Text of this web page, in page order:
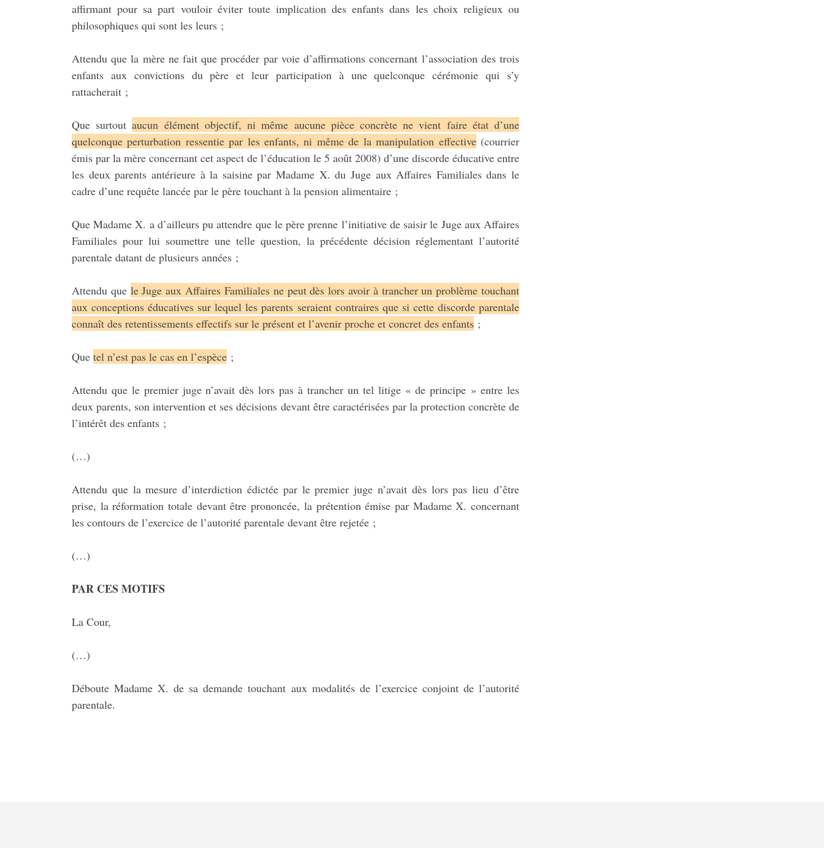
affirmant pour sa part vouloir éviter toute implication des enfants dans les choix religieux ou
philosophiques qui sont les leurs ;
Attendu que la mère ne fait que procéder par voie d’affirmations concernant l’association des trois
enfants aux convictions du père et leur participation à une quelconque cérémonie qui s’y
rattacherait ;
Que surtoutaucun élément objectif, ni même aucune pièce concrète ne vient faire état d’une
quelconque perturbation ressentie par les enfants, ni même de la manipulation effective(courrier
émis par la mère concernant cet aspect de l’éducation le 5 août 2008) d’une discorde éducative entre
les deux parents antérieure à la saisine par Madame X. du Juge aux Affaires Familiales dans le
cadre d’une requête lancée par le père touchant à la pension alimentaire ;
Que Madame X. a d’ailleurs pu attendre que le père prenne l’initiative de saisir le Juge aux Affaires
Familiales pour lui soumettre une telle question, la précédente décision réglementant l’autorité
parentale datant de plusieurs années ;
Attendu que le Juge aux Affaires Familiales ne peut dès lors avoir à trancher un problème touchant
aux conceptions éducatives sur lequel les parents seraient contraires que si cette discorde parentale
connaît des retentissements effectifs sur le présent et l’avenir proche et concret des enfants ;
Que tel n’est pas le cas en l’espèce ;
Attendu que le premier juge n’avait dès lors pas à trancher un tel litige « de principe » entre les
deux parents, son intervention et ses décisions devant être caractérisées par la protection concrète de
l’intérêt des enfants ;
(…)
Attendu que la mesure d’interdiction édictée par le premier juge n’avait dès lors pas lieu d’être
prise, la réformation totale devant être prononcée, la prétention émise par Madame X. concernant
les contours de l’exercice de l’autorité parentale devant être rejetée ;
(…)
PAR CES MOTIFS
La Cour,
(…)
Déboute Madame X. de sa demande touchant aux modalités de l’exercice conjoint de l’autorité
parentale.